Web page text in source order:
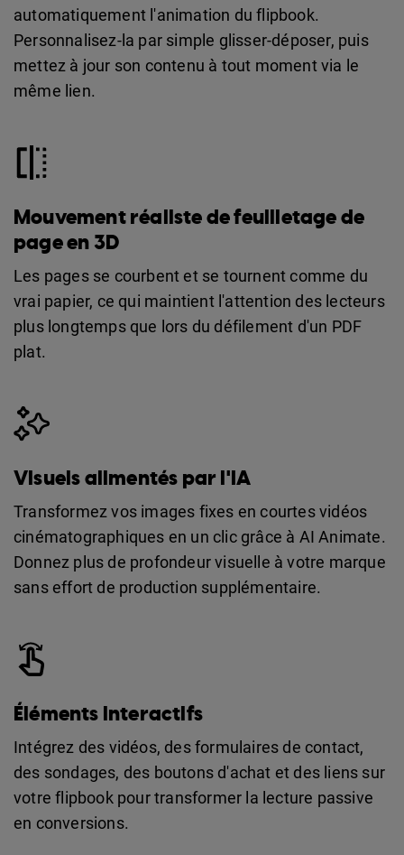
automatiquement l'animation du flipbook.
Personnalisez-la par simple glisser-déposer, puis
mettez à jour son contenu à tout moment via le
même lien.
Mouvement réaliste de feuilletage de
page en 3D
Les pages se courbent et se tournent comme du
vrai papier, ce qui maintient l'attention des lecteurs
plus longtemps que lors du défilement d'un PDF
plat.
Visuels alimentés par l'IA
Transformez vos images fixes en courtes vidéos
cinématographiques en un clic grâce à AI Animate.
Donnez plus de profondeur visuelle à votre marque
sans effort de production supplémentaire.
Éléments interactifs
Intégrez des vidéos, des formulaires de contact,
des sondages, des boutons d'achat et des liens sur
votre flipbook pour transformer la lecture passive
en conversions.